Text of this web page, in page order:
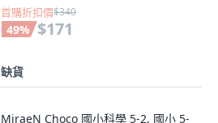
首購折扣價$340
49% $171
缺貨
MiraeN Choco 國小科學 5-2, 國小 5-